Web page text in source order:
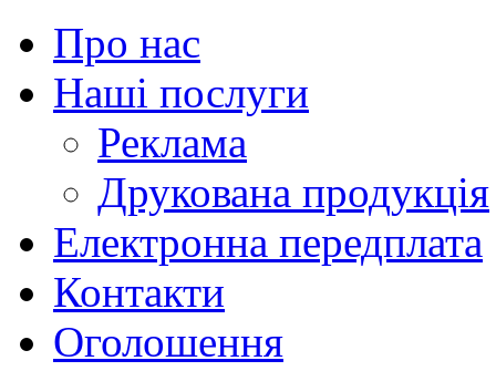
Про нас
Наші послуги
Реклама
Друкована продукція
Електронна передплата
Контакти
Оголошення